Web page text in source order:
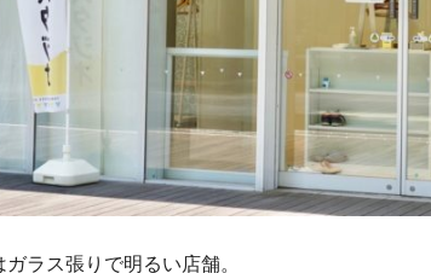
ガラス張りで明るい店舗。